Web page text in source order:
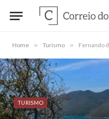
Home » Turismo » Fernando de Noronha
TURISMO